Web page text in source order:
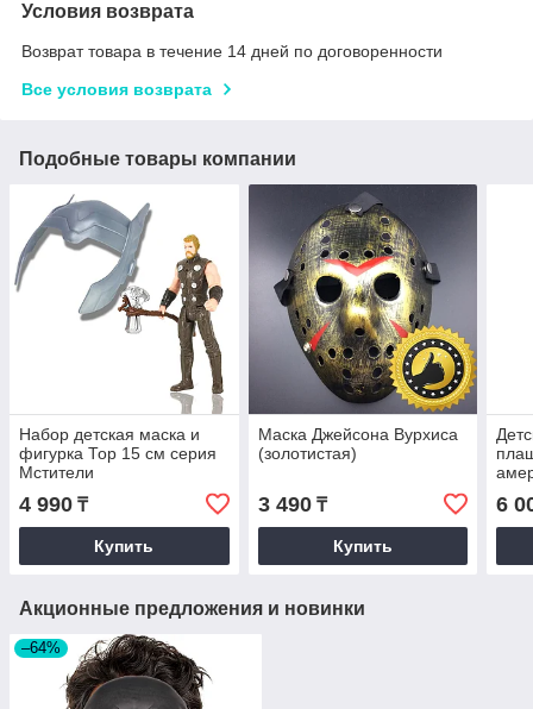
Условия возврата
Возврат товара в течение 14 дней по договоренности
Все условия возврата
Подобные товары компании
Набор детская маска и
фигурка Тор 15 см серия
Мстители
4 990 ₸
Купить
Маска Джейсона Вурхиса
(золотистая)
3 490₸
Купить
6
Акционные предложения и новинки
–64%